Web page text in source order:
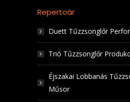
Repertoár
Duett Tűzzsonglőr
Trió Tűzzsonglőr
Éjszakai Lobbanás
Műsor